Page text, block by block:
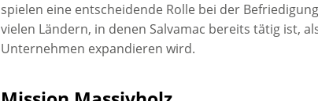
spielen eine entscheidende Rolle bei der
vielen Ländern, in denen Salvamac bereits tätig ist,
Unternehmen expandieren wird.